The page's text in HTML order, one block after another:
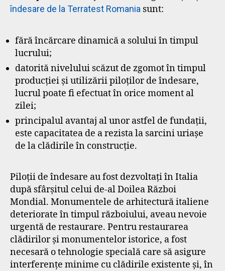
îndesare de la Terratest Romania sunt:
fără încărcare dinamică a solului în timpul
lucrului;
datorită nivelului scăzut de zgomot în timpul
producției și utilizării piloților de îndesare,
lucrul poate fi efectuat în orice moment al
zilei;
principalul avantaj al unor astfel de fundații,
este capacitatea de a rezista la sarcini uriașe
de la clădirile în construcție.
Piloții de îndesare au fost dezvoltați în Italia
după sfârșitul celui de-al Doilea Război
Mondial. Monumentele de arhitectură italiene
deteriorate în timpul războiului, aveau nevoie
urgentă de restaurare. Pentru restaurarea
clădirilor și monumentelor istorice, a fost
necesară o tehnologie specială care să asigure
interferențe minime cu clădirile existente și, în